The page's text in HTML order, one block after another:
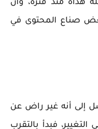
هداه منذ فترة، وأن
صناع المحتوى في
إلى أنه غير راض عن
فبدأ بالتقرب